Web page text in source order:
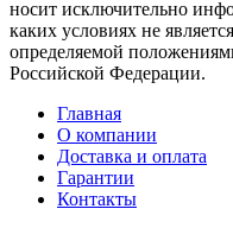
носит исключительно
каких условиях не
определяемой
Российской Федерации.
Главная
О компании
Доставка и оплата
Гарантии
Контакты